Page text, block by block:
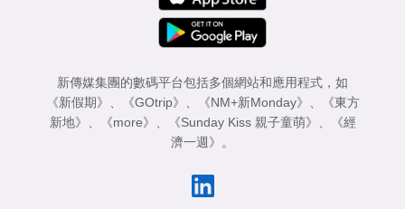
新傳媒集團的數碼平台包括多個網站和應用程式，如
《新假期》
《GOtrip》 《NM+新Monday》
《東方
新地》
《more》 《Sunday Kiss 親子童萌》
《經
濟一週》
。